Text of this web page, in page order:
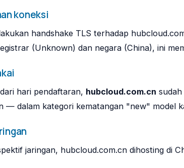
koneksi
handshake TLS terhadap
(Unknown) dan negara (China), ini
hari pendaftaran, hubcloud.com.cn
— dalam kategori kematangan "new" model
jaringan, hubcloud.com.cn dihosting di